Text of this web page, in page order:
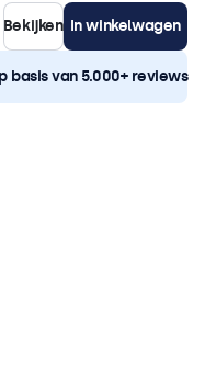
Bekijken In winkelwagen
basis van 5.000+ reviews